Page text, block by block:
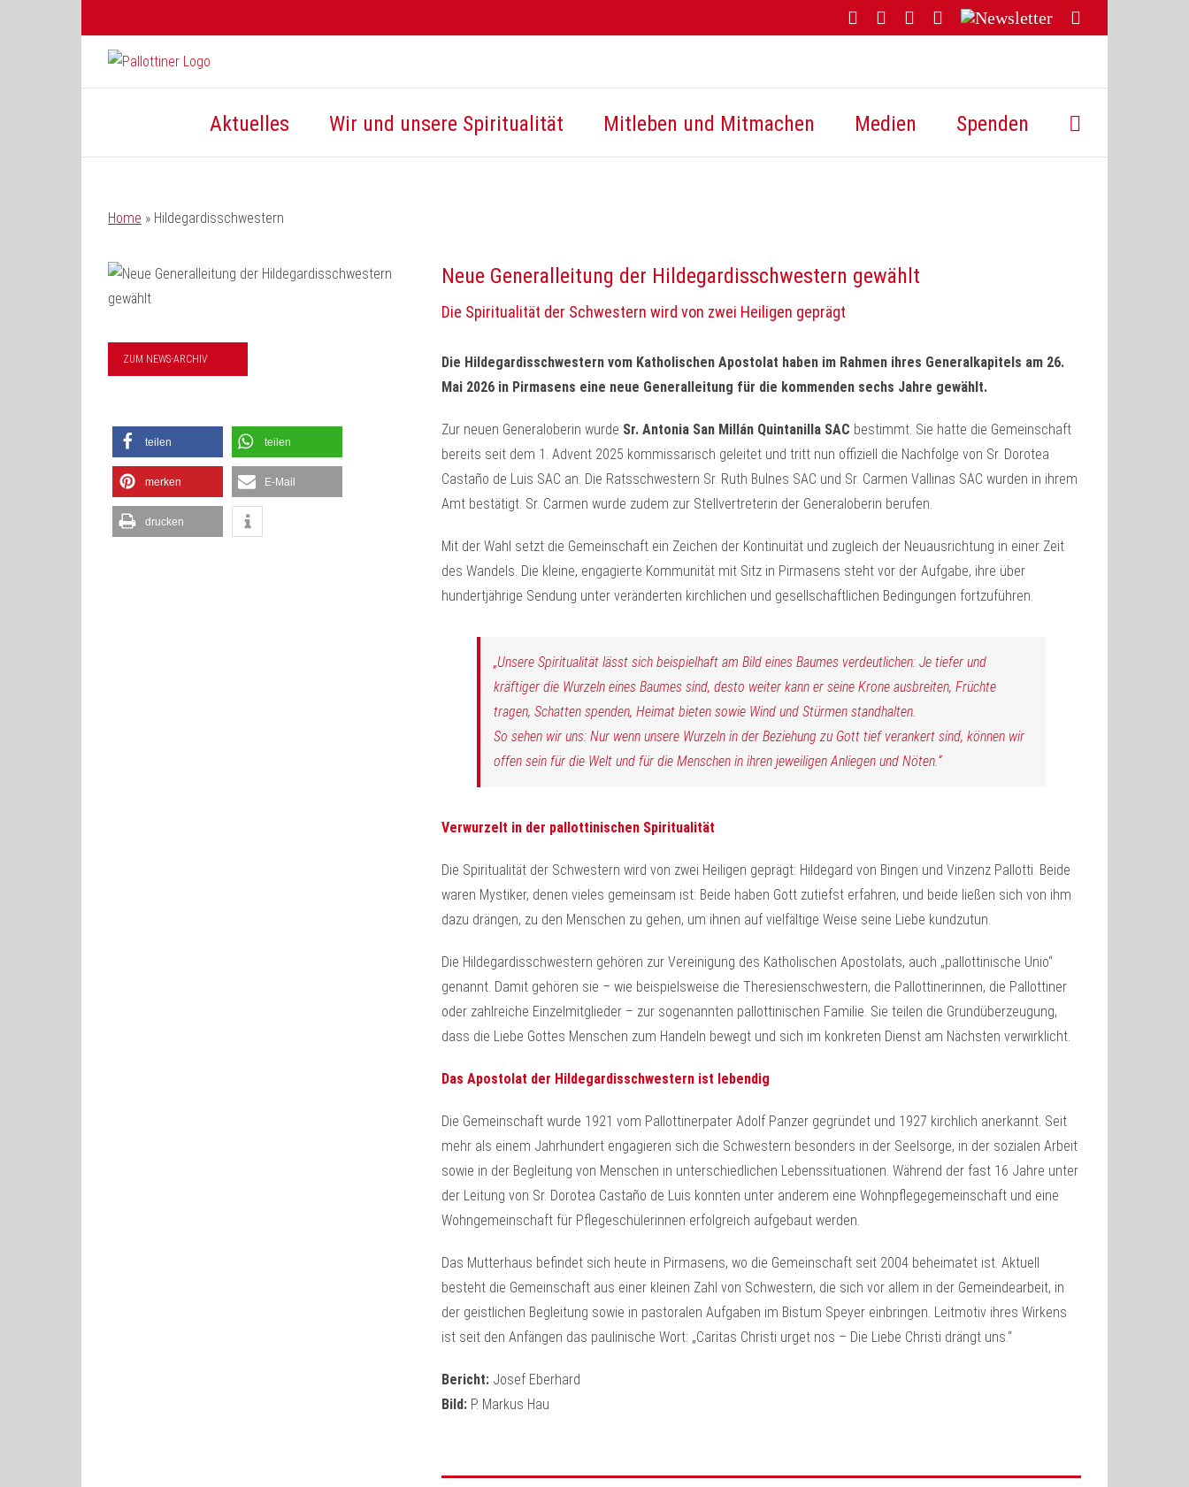
FacebookYouTubeInstagram
Threads
Newsletter
Mail
Aktuelles Wir und unsere Spiritualität Mitleben und Mitmachen Medien Spenden
Home » Hildegardisschwestern
ZUM NEWS-ARCHIV
teilen teilen
merken E-Mail
drucken
Neue Generalleitung der Hildegardisschwestern gewählt
Die Spiritualität der Schwestern wird von zwei Heiligen geprägt
Die Hildegardisschwestern vom Katholischen Apostolat haben im Rahmen ihres Generalkapitels am 26.
Mai 2026 in Pirmasens eine neue Generalleitung für die kommenden sechs Jahre gewählt.
Zur neuen Generaloberin wurde Sr. Antonia San Millán Quintanilla SAC bestimmt. Sie hatte die Gemeinschaft
bereits seit dem 1. Advent 2025 kommissarisch geleitet und tritt nun offiziell die Nachfolge von Sr. Dorotea
Castaño de Luis SAC an. Die Ratsschwestern Sr. Ruth Bulnes SAC und Sr. Carmen Vallinas SAC wurden in ihrem
Amt bestätigt. Sr. Carmen wurde zudem zur Stellvertreterin der Generaloberin berufen.
Mit der Wahl setzt die Gemeinschaft ein Zeichen der Kontinuität und zugleich der Neuausrichtung in einer Zeit
des Wandels. Die kleine, engagierte Kommunität mit Sitz in Pirmasens steht vor der Aufgabe, ihre über
hundertjährige Sendung unter veränderten kirchlichen und gesellschaftlichen Bedingungen fortzuführen.
„Unsere Spiritualität lässt sich beispielhaft am Bild eines Baumes verdeutlichen: Je tiefer und
kräftiger die Wurzeln eines Baumes sind, desto weiter kann er seine Krone ausbreiten, Früchte
tragen, Schatten spenden, Heimat bieten sowie Wind und Stürmen standhalten.
So sehen wir uns: Nur wenn unsere Wurzeln in der Beziehung zu Gott tief verankert sind, können wir
offen sein für die Welt und für die Menschen in ihren jeweiligen Anliegen und Nöten.“
Verwurzelt in der pallottinischen Spiritualität
Die Spiritualität der Schwestern wird von zwei Heiligen geprägt: Hildegard von Bingen und Vinzenz Pallotti. Beide
waren Mystiker, denen vieles gemeinsam ist: Beide haben Gott zutiefst erfahren, und beide ließen sich von ihm
dazu drängen, zu den Menschen zu gehen, um ihnen auf vielfältige Weise seine Liebe kundzutun.
Die Hildegardisschwestern gehören zur Vereinigung des Katholischen Apostolats, auch „pallottinische Unio“
genannt. Damit gehören sie – wie beispielsweise die Theresienschwestern, die Pallottinerinnen, die Pallottiner
oder zahlreiche Einzelmitglieder – zur sogenannten pallottinischen Familie. Sie teilen die Grundüberzeugung,
dass die Liebe Gottes Menschen zum Handeln bewegt und sich im konkreten Dienst am Nächsten verwirklicht.
Das Apostolat der Hildegardisschwestern ist lebendig
Die Gemeinschaft wurde 1921 vom Pallottinerpater Adolf Panzer gegründet und 1927 kirchlich anerkannt. Seit
mehr als einem Jahrhundert engagieren sich die Schwestern besonders in der Seelsorge, in der sozialen Arbeit
sowie in der Begleitung von Menschen in unterschiedlichen Lebenssituationen. Während der fast 16 Jahre unter
der Leitung von Sr. Dorotea Castaño de Luis konnten unter anderem eine Wohnpflegegemeinschaft und eine
Wohngemeinschaft für Pflegeschülerinnen erfolgreich aufgebaut werden.
Das Mutterhaus befindet sich heute in Pirmasens, wo die Gemeinschaft seit 2004 beheimatet ist. Aktuell
besteht die Gemeinschaft aus einer kleinen Zahl von Schwestern, die sich vor allem in der Gemeindearbeit, in
der geistlichen Begleitung sowie in pastoralen Aufgaben im Bistum Speyer einbringen. Leitmotiv ihres Wirkens
ist seit den Anfängen das paulinische Wort: „Caritas Christi urget nos – Die Liebe Christi drängt uns.“
Bericht:Josef Eberhard
Bild:P. Markus Hau